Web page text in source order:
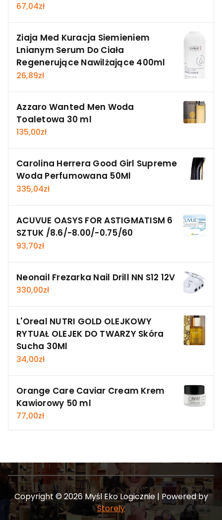
67,04zł
Ziaja Med Kuracja Siemieniem
Lnianym Serum Do Ciała
Regenerujące Nawilżające 400ml
26,89zł
Azzaro Wanted Men Woda
Toaletowa 30 ml
135,00zł
Carolina Herrera Good Girl Supreme
Woda Perfumowana 50Ml
335,04zł
ACUVUE OASYS FOR ASTIGMATISM 6
SZTUK /8.6/-8.00/-0.75/60
93,70zł
Neonail Frezarka Nail Drill NN S12 12V
330,00zł
L'Oreal NUTRI GOLD OLEJKOWY
RYTUAŁ OLEJEK DO TWARZY Skóra
Sucha 30Ml
34,00zł
Orange Care Caviar Cream Krem
Kawiorowy 50 ml
77,00zł
Copyright © 2026 Myśl Eko Logicznie | Powered by
Storely